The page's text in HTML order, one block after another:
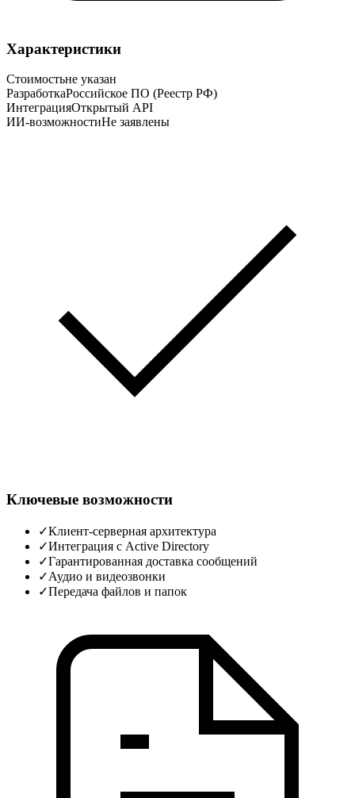
Характеристики
Стоимостьне указан
РазработкаРоссийское ПО (Реестр РФ)
ИнтеграцияОткрытый API
ИИ-возможностиНе заявлены
Ключевые возможности
✓Клиент-серверная архитектура
✓Интеграция с Active Directory
✓Гарантированная доставка сообщений
✓Аудио и видеозвонки
✓Передача файлов и папок